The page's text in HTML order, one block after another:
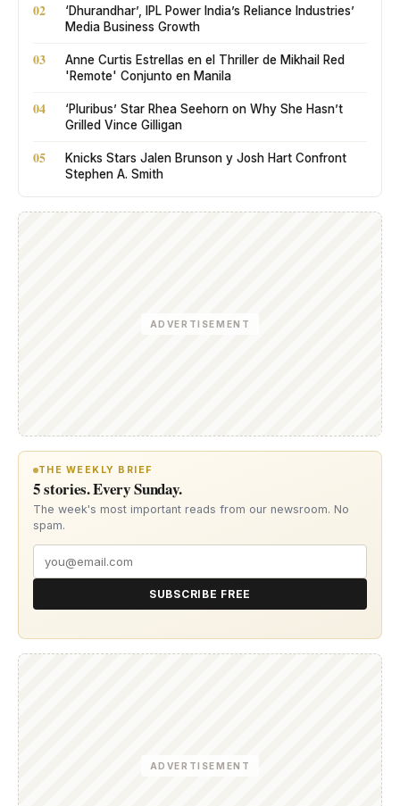
02
‘Dhurandhar’, IPL Power India’s Reliance Industries’
Media Business Growth
03
Anne Curtis Estrellas en el Thriller de Mikhail Red
'Remote' Conjunto en Manila
04
‘Pluribus’ Star Rhea Seehorn on Why She Hasn’t
Grilled Vince Gilligan
05
Knicks Stars Jalen Brunson y Josh Hart Confront
Stephen A. Smith
ADVERTISEMENT
THE WEEKLY BRIEF
5 stories. Every Sunday.
The week's most important reads from our newsroom. No
spam.
SUBSCRIBE FREE
ADVERTISEMENT